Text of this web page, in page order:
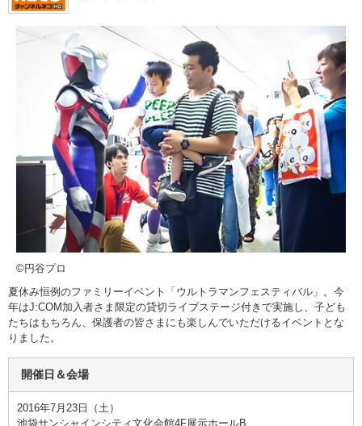
©円谷プロ
夏休み恒例のファミリーイベント「ウルトラマンフェスティバル」。今
年はJ:COM加入者さま限定の貸切ライブステージ付きで実施し、子ども
たちはもちろん、保護者の皆さまにも楽しんでいただけるイベントとな
りました。
開催日＆会場
2016年7月23日（土）
池袋サンシャインシティ文化会館4F展示ホールB